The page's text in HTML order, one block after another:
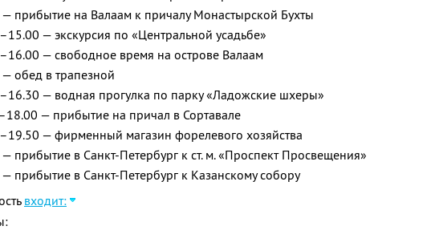
прибытие на Валаам к причалу Монастырской Бухты
— экскурсия по «Центральной усадьбе»
— свободное время на острове Валаам
обед в трапезной
— водная прогулка по парку «Ладожские шхеры»
— прибытие на причал в Сортавале
— фирменный магазин форелевого хозяйства
прибытие в Санкт-Петербург к ст. м. «Проспект Просвещения»
прибытие в Санкт-Петербург к Казанскому собору
входит: